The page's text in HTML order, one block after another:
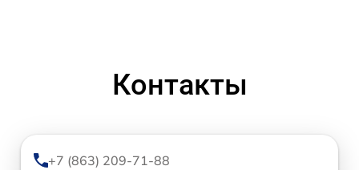
Контакты
+7 (863) 209-71-88